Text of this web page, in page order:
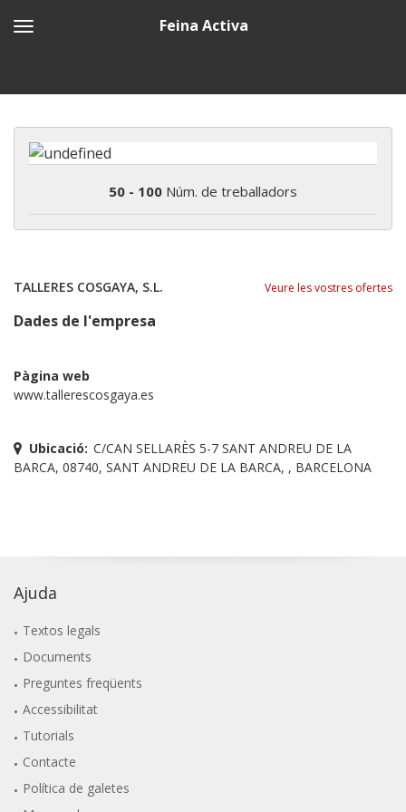
Feina Activa
50 - 100 Núm. de treballadors
TALLERES COSGAYA, S.L. Veure les vostres ofertes
Dades de l'empresa
Pàgina web
www.tallerescosgaya.es
Ubicació: C/CAN SELLARÈS 5-7 SANT ANDREU DE LA
BARCA, 08740, SANT ANDREU DE LA BARCA, , BARCELONA
Ajuda
Textos legals
Documents
Preguntes freqüents
Accessibilitat
Tutorials
Contacte
Política de galetes